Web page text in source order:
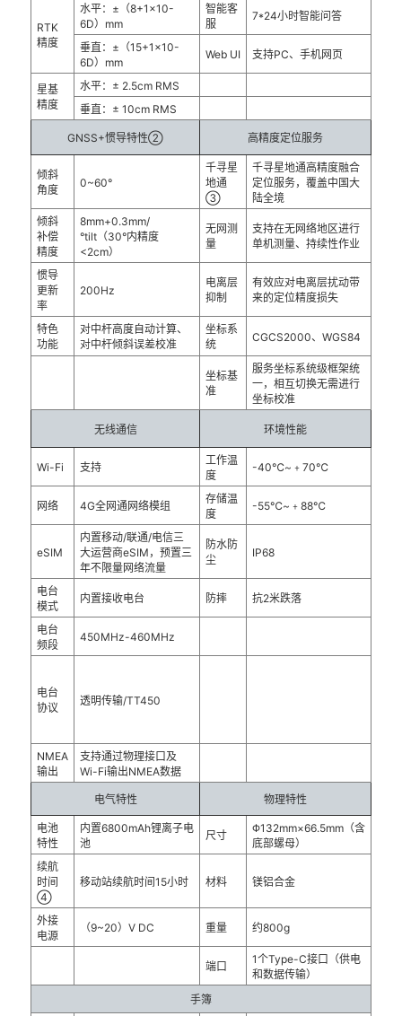
RTK
精度
水平：±（8+1×10-
6D）mm
智能客
服
7*24小时智能问答
垂直：±（15+1×10-
6D）mm
Web UI 支持PC、手机网页
星基
精度
水平：± 2.5cm RMS
垂直：± 10cm RMS
GNSS+惯导特性② 高精度定位服务
倾斜
角度
0~60°
千寻星
地通
③
千寻星地通高精度融合
定位服务，覆盖中国大
陆全境
倾斜
补偿
精度
8mm+0.3mm/
°tilt（30°内精度
<2cm）
无网测
量
支持在无网络地区进行
单机测量、持续性作业
惯导
更新
率
200Hz
电离层
抑制
有效应对电离层扰动带
来的定位精度损失
特色
功能
对中杆高度自动计算、
对中杆倾斜误差校准
坐标系
统
CGCS2000、WGS84
坐标基
准
服务坐标系统级框架统
一，相互切换无需进行
坐标校准
无线通信 环境性能
Wi-Fi 支持
工作温
度
-40℃~﹢70℃
网络 4G全网通网络模组
存储温
度
-55℃~﹢88℃
eSIM
内置移动/联通/电信三
大运营商eSIM，预置三
年不限量网络流量
防水防
尘
IP68
电台
模式
内置接收电台 防摔 抗2米跌落
电台
频段
450MHz-460MHz
电台
协议
透明传输/TT450
NMEA
输出
支持通过物理接口及
Wi-Fi输出NMEA数据
电气特性 物理特性
电池
特性
内置6800mAh锂离子电
池
尺寸
Φ132mm×66.5mm（含
底部螺母）
续航
时间
④
移动站续航时间15小时 材料 镁铝合金
外接
电源
（9~20）V DC 重量 约800g
端口
1个Type-C接口（供电
和数据传输）
手簿